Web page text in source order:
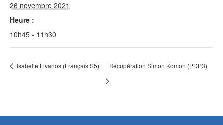
26 novembre 2021
Heure :
10h45 - 11h30
Isabelle Livanos (Français S5) Récupération Simon Komon (PDP3)